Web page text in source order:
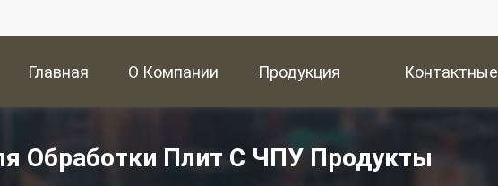
Главная
Страница
О Компании Продукция Контактные
Обработки Плит С ЧПУ Продукты